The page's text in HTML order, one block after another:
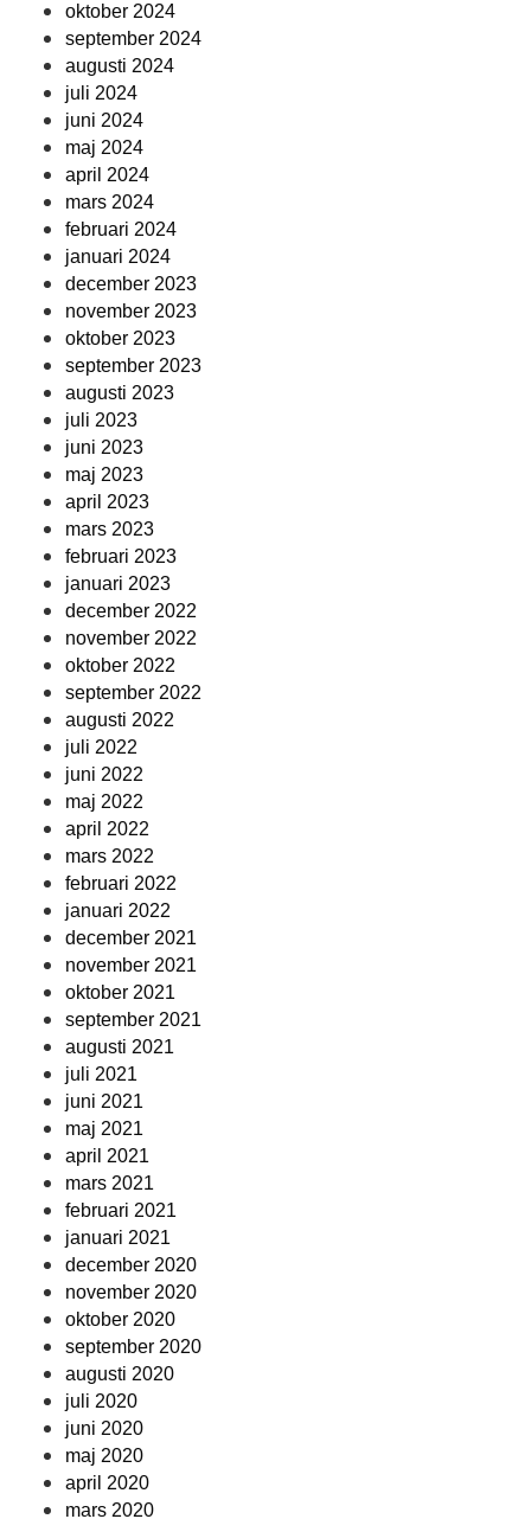
oktober 2024
september 2024
augusti 2024
juli 2024
juni 2024
maj 2024
april 2024
mars 2024
februari 2024
januari 2024
december 2023
november 2023
oktober 2023
september 2023
augusti 2023
juli 2023
juni 2023
maj 2023
april 2023
mars 2023
februari 2023
januari 2023
december 2022
november 2022
oktober 2022
september 2022
augusti 2022
juli 2022
juni 2022
maj 2022
april 2022
mars 2022
februari 2022
januari 2022
december 2021
november 2021
oktober 2021
september 2021
augusti 2021
juli 2021
juni 2021
maj 2021
april 2021
mars 2021
februari 2021
januari 2021
december 2020
november 2020
oktober 2020
september 2020
augusti 2020
juli 2020
juni 2020
maj 2020
april 2020
mars 2020